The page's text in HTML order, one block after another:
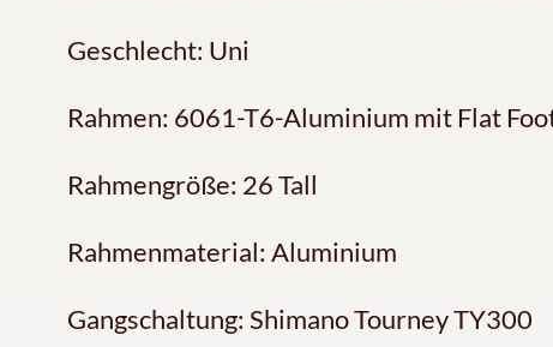
Geschlecht: Uni
Rahmen: 6061-T6-Aluminium mit Flat
Rahmengröße: 26 Tall
Rahmenmaterial: Aluminium
Gangschaltung: Shimano Tourney TY300